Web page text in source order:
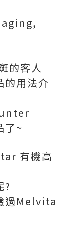
的客人
的用法介
了~
有機高
?
過Melvita